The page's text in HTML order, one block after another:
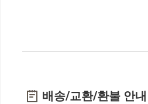
배송/교환/환불 안내